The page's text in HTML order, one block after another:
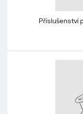
Příslušenství